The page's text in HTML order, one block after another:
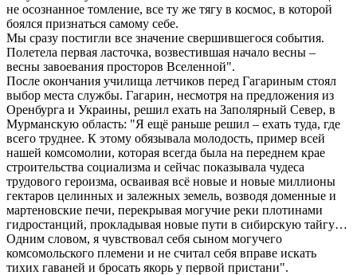
не осознанное томление, все ту же тягу в космос, в которой
боялся признаться самому себе.
Мы сразу постигли все значение свершившегося события.
Полетела первая ласточка, возвестившая начало весны –
весны завоевания просторов Вселенной".
После окончания училища летчиков перед Гагариным стоял
выбор места службы. Гагарин, несмотря на предложения из
Оренбурга и Украины, решил ехать на Заполярный Север, в
Мурманскую область: "Я ещё раньше решил – ехать туда, где
всего труднее. К этому обязывала молодость, пример всей
нашей комсомолии, которая всегда была на переднем крае
строительства социализма и сейчас показывала чудеса
трудового героизма, осваивая всё новые и новые миллионы
гектаров целинных и залежных земель, возводя доменные и
мартеновские печи, перекрывая могучие реки плотинами
гидростанций, прокладывая новые пути в сибирскую тайгу…
Одним словом, я чувствовал себя сыном могучего
комсомольского племени и не считал себя вправе искать
тихих гаваней и бросать якорь у первой пристани".